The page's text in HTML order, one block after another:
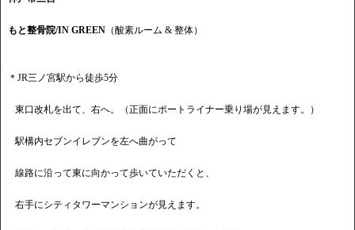
もと整骨院/IN GREEN （酸素ルーム & 整体）
＊JR三ノ宮駅から徒歩5分
東口改札を出て、右へ。（正面にポートライナー乗り場が見えます。）
駅構内セブンイレブンを左へ曲がって
線路に沿って東に向かって歩いていただくと、
右手にシティタワーマンションが見えます。